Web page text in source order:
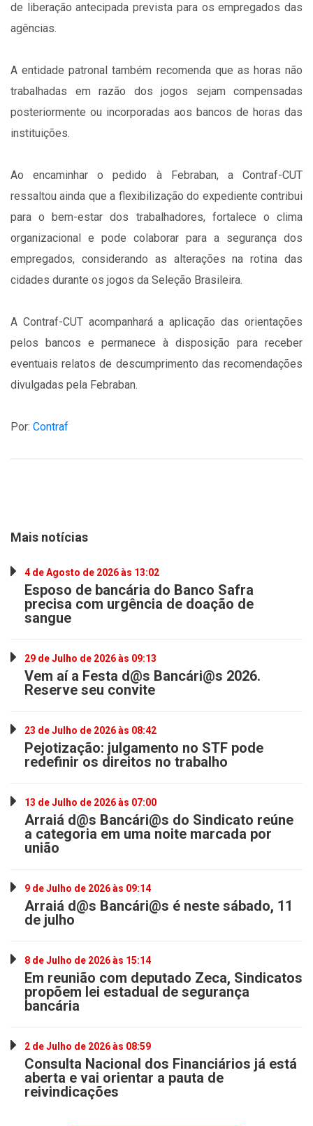
de liberação antecipada prevista para os empregados das
agências.
A entidade patronal também recomenda que as horas não
trabalhadas em razão dos jogos sejam compensadas
posteriormente ou incorporadas aos bancos de horas das
instituições.
Ao encaminhar o pedido à Febraban, a Contraf-CUT
ressaltou ainda que a flexibilização do expediente contribui
para o bem-estar dos trabalhadores, fortalece o clima
organizacional e pode colaborar para a segurança dos
empregados, considerando as alterações na rotina das
cidades durante os jogos da Seleção Brasileira.
A Contraf-CUT acompanhará a aplicação das orientações
pelos bancos e permanece à disposição para receber
eventuais relatos de descumprimento das recomendações
divulgadas pela Febraban.
Por: Contraf
Mais notícias
4 de Agosto de 2026 às 13:02
Esposo de bancária do Banco Safra
precisa com urgência de doação de
sangue
29 de Julho de 2026 às 09:13
Vem aí a Festa d@s Bancári@s 2026.
Reserve seu convite
23 de Julho de 2026 às 08:42
Pejotização: julgamento no STF pode
redefinir os direitos no trabalho
13 de Julho de 2026 às 07:00
Arraiá d@s Bancári@s do Sindicato reúne
a categoria em uma noite marcada por
união
9 de Julho de 2026 às 09:14
Arraiá d@s Bancári@s é neste sábado, 11
de julho
8 de Julho de 2026 às 15:14
Em reunião com deputado Zeca, Sindicatos
propõem lei estadual de segurança
bancária
2 de Julho de 2026 às 08:59
Consulta Nacional dos Financiários já está
aberta e vai orientar a pauta de
reivindicações